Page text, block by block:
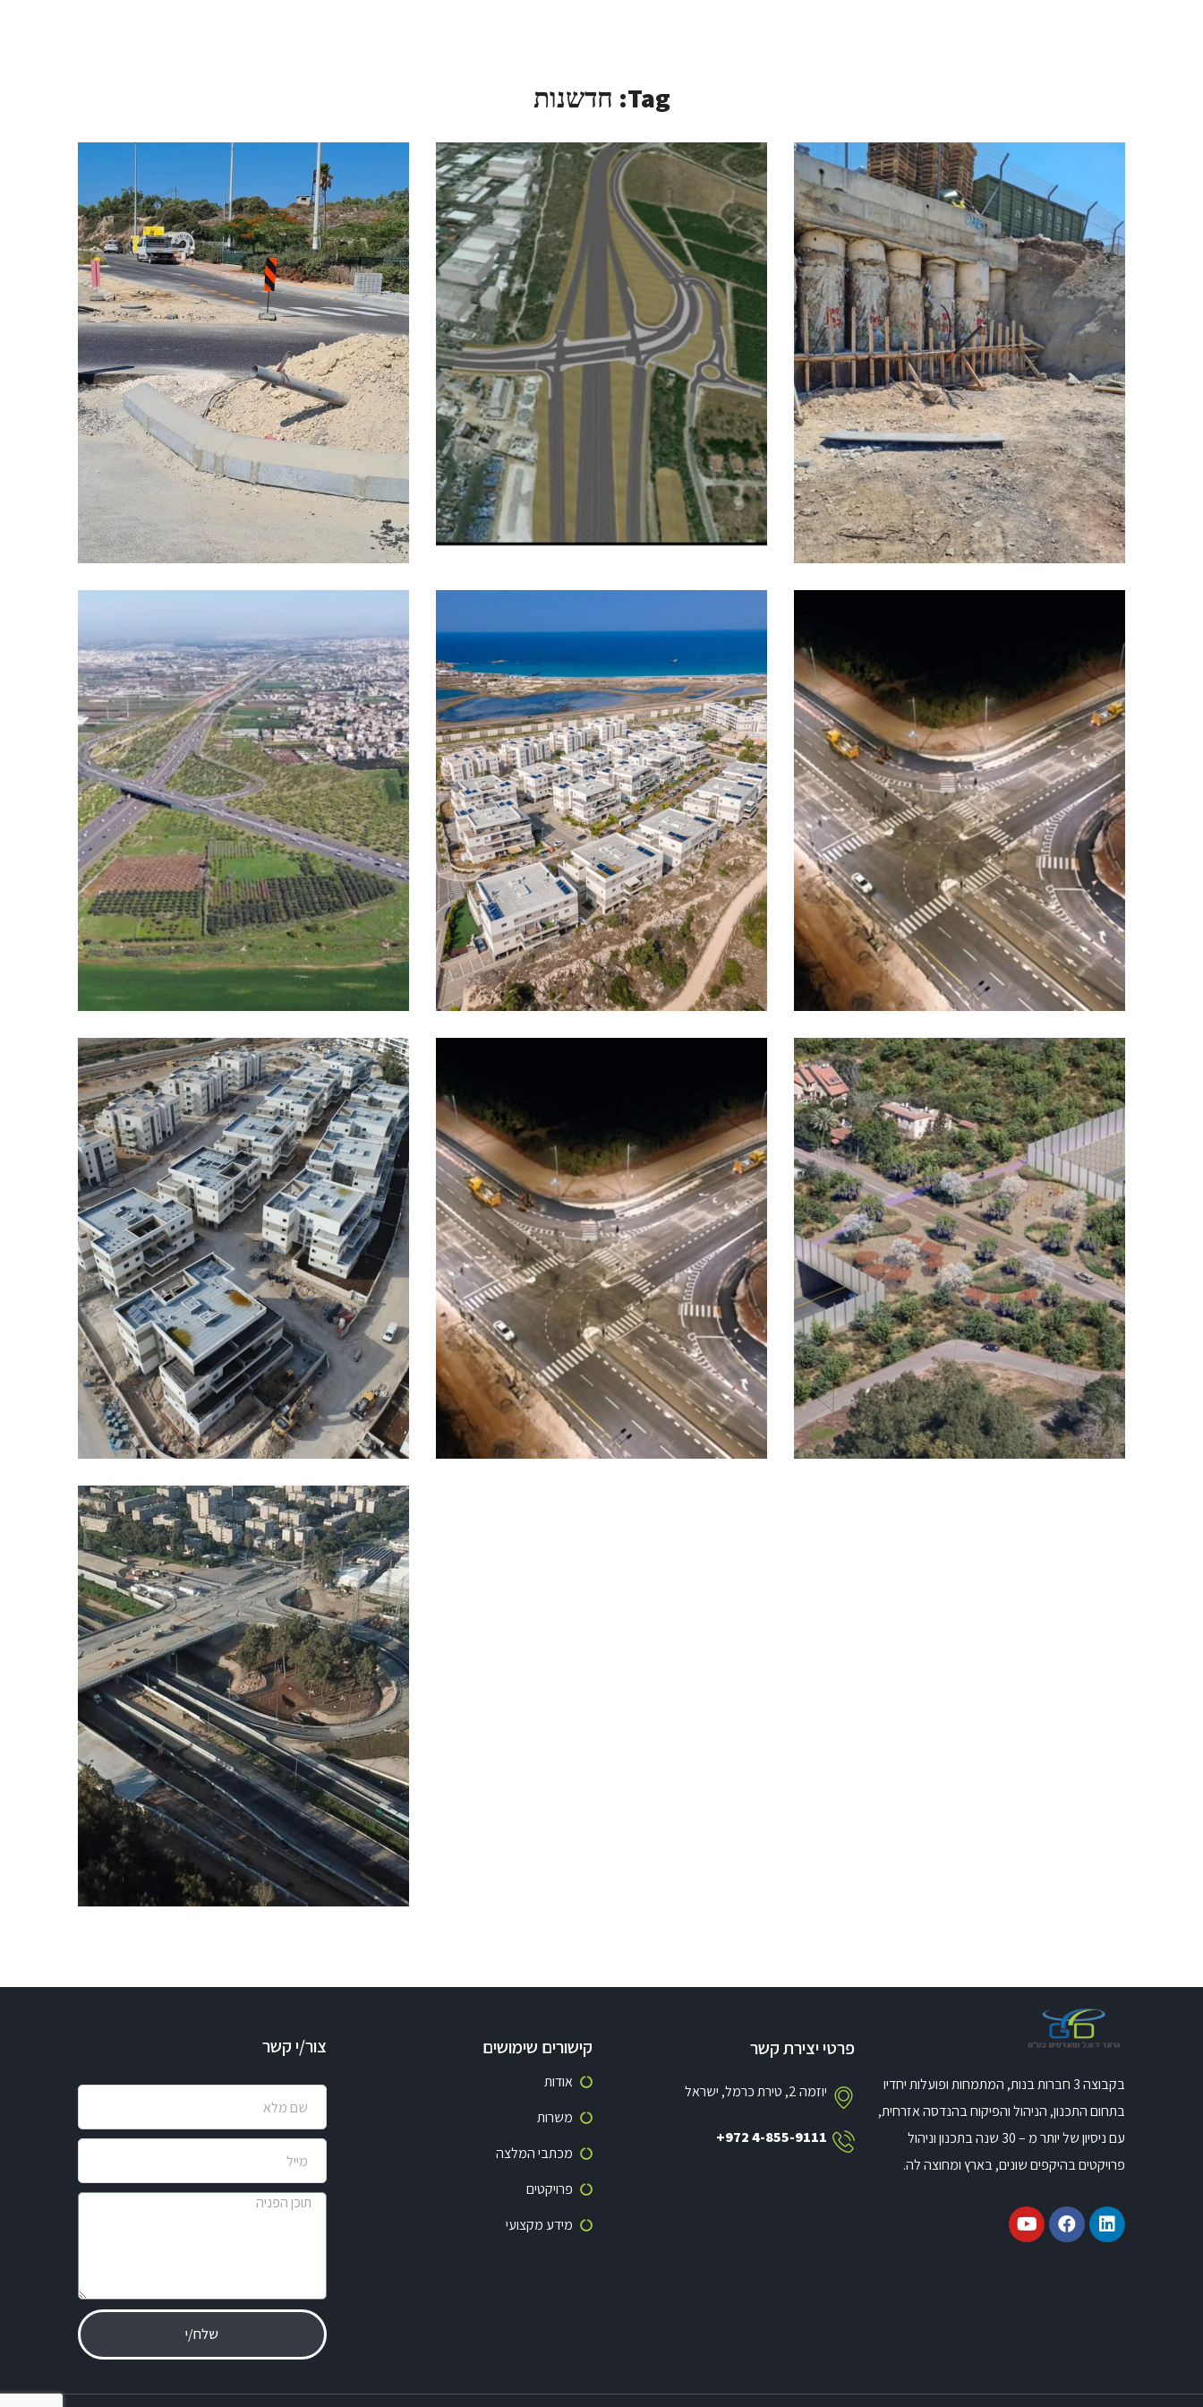
Tag: חדשנות
בקבוצה 3 חברות בנות, המתמחות ופועלות יחדיו
בתחום התכנון, הניהול והפיקוח בהנדסה אזרחית,
עם ניסיון של יותר מ – 30 שנה בתכנון וניהול
פרויקטים בהיקפים שונים, בארץ ומחוצה לה.
פרטי יצירת קשר
יוזמה 2, טירת כרמל, ישראל
+972 4-855-9111
קישורים שימושים
אודות
משרות
מכתבי המלצה
פרויקטים
מידע מקצועי
צור/י קשר
שלח/י